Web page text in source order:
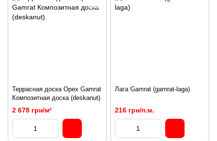
Террасная доска Орех Gamrat
Композитная доска (deskanut)
2 678 грн/м²
Лага Gamrat (gamrat-laga)
216 грн/п.м.